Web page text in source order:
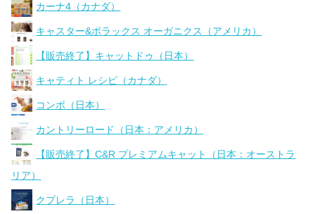
カーナ4（カナダ）
キャスター&ポラックス オーガニクス（アメリカ）
【販売終了】キャットドゥ（日本）
キャティト レシピ（カナダ）
コンボ（日本）
カントリーロード（日本：アメリカ）
【販売終了】C&R プレミアムキャット（日本：オーストラ
リア）
クプレラ（日本）